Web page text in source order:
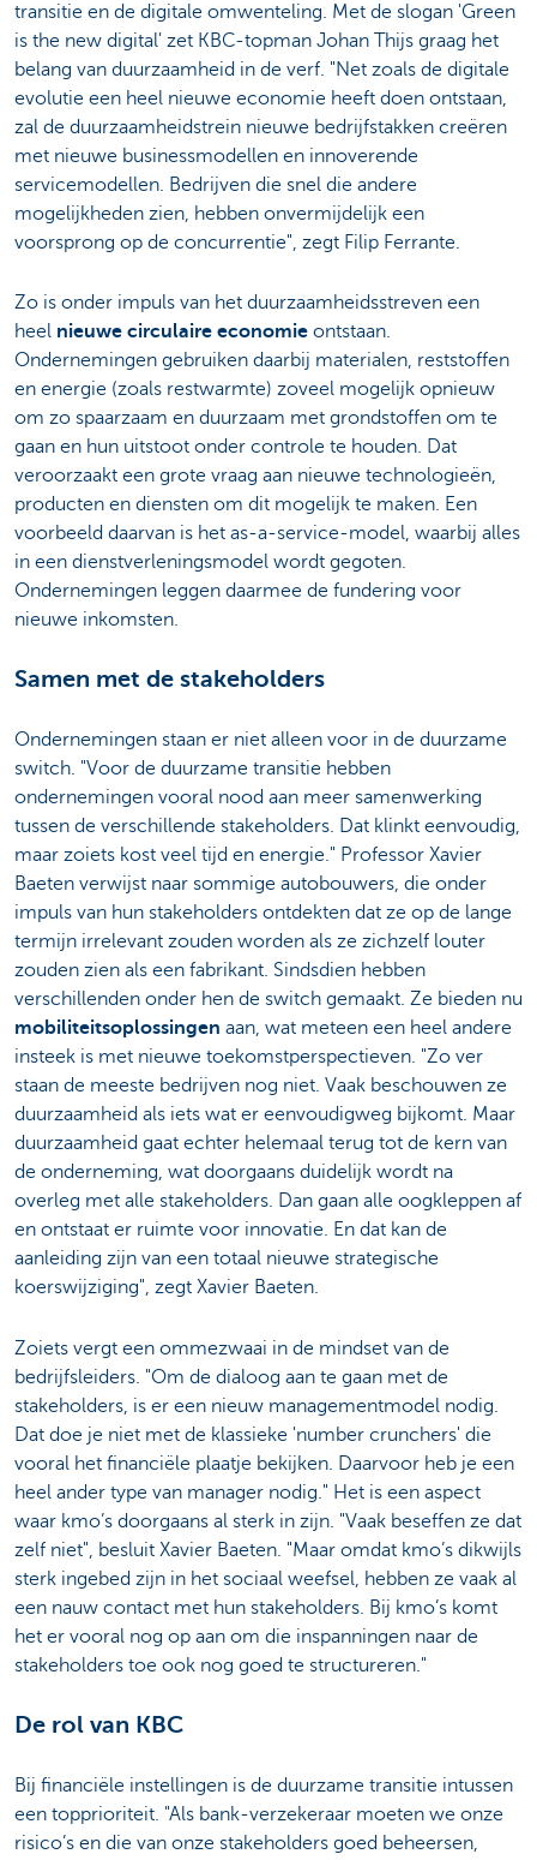
transitie en de digitale omwenteling. Met de slogan 'Green
is the new digital' zet KBC-topman Johan Thijs graag het
belang van duurzaamheid in de verf. "Net zoals de digitale
evolutie een heel nieuwe economie heeft doen ontstaan,
zal de duurzaamheidstrein nieuwe bedrijfstakken creëren
met nieuwe businessmodellen en innoverende
servicemodellen. Bedrijven die snel die andere
mogelijkheden zien, hebben onvermijdelijk een
voorsprong op de concurrentie", zegt Filip Ferrante.
Zo is onder impuls van het duurzaamheidsstreven een
heel nieuwe circulaire economie ontstaan.
Ondernemingen gebruiken daarbij materialen, reststoffen
en energie (zoals restwarmte) zoveel mogelijk opnieuw
om zo spaarzaam en duurzaam met grondstoffen om te
gaan en hun uitstoot onder controle te houden. Dat
veroorzaakt een grote vraag aan nieuwe technologieën,
producten en diensten om dit mogelijk te maken. Een
voorbeeld daarvan is het as-a-service-model, waarbij alles
in een dienstverleningsmodel wordt gegoten.
Ondernemingen leggen daarmee de fundering voor
nieuwe inkomsten.
Samen met de stakeholders
Ondernemingen staan er niet alleen voor in de duurzame
switch. "Voor de duurzame transitie hebben
ondernemingen vooral nood aan meer samenwerking
tussen de verschillende stakeholders. Dat klinkt eenvoudig,
maar zoiets kost veel tijd en energie." Professor Xavier
Baeten verwijst naar sommige autobouwers, die onder
impuls van hun stakeholders ontdekten dat ze op de lange
termijn irrelevant zouden worden als ze zichzelf louter
zouden zien als een fabrikant. Sindsdien hebben
verschillenden onder hen de switch gemaakt. Ze bieden nu
mobiliteitsoplossingen aan, wat meteen een heel andere
insteek is met nieuwe toekomstperspectieven. "Zo ver
staan de meeste bedrijven nog niet. Vaak beschouwen ze
duurzaamheid als iets wat er eenvoudigweg bijkomt. Maar
duurzaamheid gaat echter helemaal terug tot de kern van
de onderneming, wat doorgaans duidelijk wordt na
overleg met alle stakeholders. Dan gaan alle oogkleppen af
en ontstaat er ruimte voor innovatie. En dat kan de
aanleiding zijn van een totaal nieuwe strategische
koerswijziging", zegt Xavier Baeten.
Zoiets vergt een ommezwaai in de mindset van de
bedrijfsleiders. "Om de dialoog aan te gaan met de
stakeholders, is er een nieuw managementmodel nodig.
Dat doe je niet met de klassieke 'number crunchers' die
vooral het financiële plaatje bekijken. Daarvoor heb je een
heel ander type van manager nodig." Het is een aspect
waar kmo’s doorgaans al sterk in zijn. "Vaak beseffen ze dat
zelf niet", besluit Xavier Baeten. "Maar omdat kmo’s dikwijls
sterk ingebed zijn in het sociaal weefsel, hebben ze vaak al
een nauw contact met hun stakeholders. Bij kmo’s komt
het er vooral nog op aan om die inspanningen naar de
stakeholders toe ook nog goed te structureren."
De rol van KBC
Bij financiële instellingen is de duurzame transitie intussen
een topprioriteit. "Als bank-verzekeraar moeten we onze
risico’s en die van onze stakeholders goed beheersen,